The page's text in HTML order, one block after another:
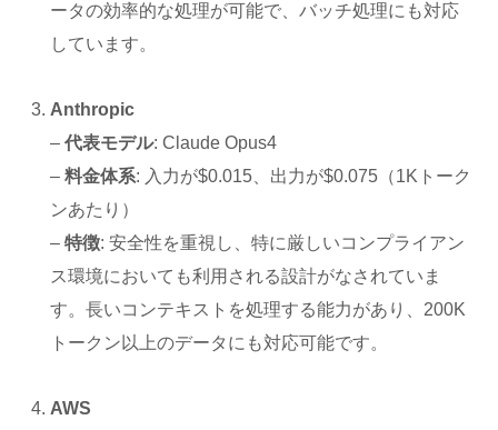
ータの効率的な処理が可能で、バッチ処理にも対応
しています。
Anthropic
–代表モデル: Claude Opus4
–料金体系: 入力が$0.015、出力が$0.075（1Kトーク
ンあたり）
–特徴: 安全性を重視し、特に厳しいコンプライアン
ス環境においても利用される設計がなされていま
す。長いコンテキストを処理する能力があり、200K
トークン以上のデータにも対応可能です。
AWS